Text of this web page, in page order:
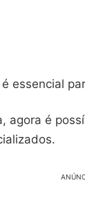
essencial
agora é